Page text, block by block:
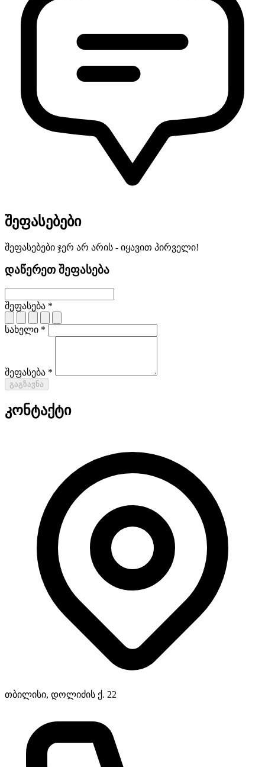
შეფასებები
შეფასებები ჯერ არ არის - იყავით პირველი!
დაწერეთ შეფასება
შეფასება *
სახელი *
შეფასება *
გაგზავნა
კონტაქტი
თბილისი, დოლიძის ქ. 22